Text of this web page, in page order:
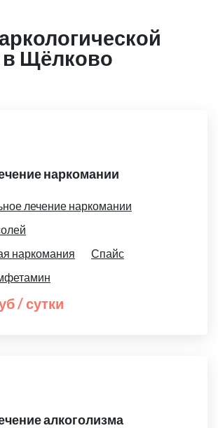
в Щёлково
наркомании
лечение наркомании
наркомания
Спайс
/ сутки
алкоголизма